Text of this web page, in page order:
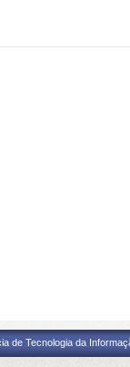
de Tecnologia da